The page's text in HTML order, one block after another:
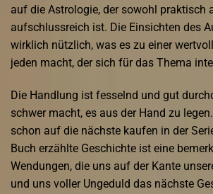
auf die Astrologie, der sowohl praktisch
aufschlussreich ist. Die Einsichten des
wirklich nützlich, was es zu einer
jeden macht, der sich für das Thema
Die Handlung ist fesselnd und gut
schwer macht, es aus der Hand zu
schon auf die nächste kaufen in der
Buch erzählte Geschichte ist eine
Wendungen, die uns auf der Kante
und uns voller Ungeduld das nächste